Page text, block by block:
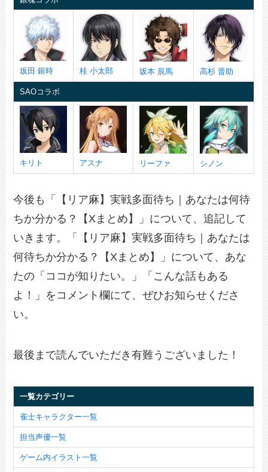
坂田 銀時 桂 小太郎 坂本 辰馬 高杉 晋助
SAOコラボ
キリト アスナ リーファ シノン
今後も「【リア麻】実戦多面待ち｜あなたは何待
ちか分かる？【Xまとめ】」について、追記して
いきます。「【リア麻】実戦多面待ち｜あなたは
何待ちか分かる？【Xまとめ】」について、あな
たの「ココが知りたい。」「こんな話もある
よ！」をコメント欄にて、ぜひお知らせくださ
い。
最後まで読んでいただき有難うございました！
一覧カテゴリー
雀士キャラクター一覧
担当声優一覧
ゲーム内イラスト一覧